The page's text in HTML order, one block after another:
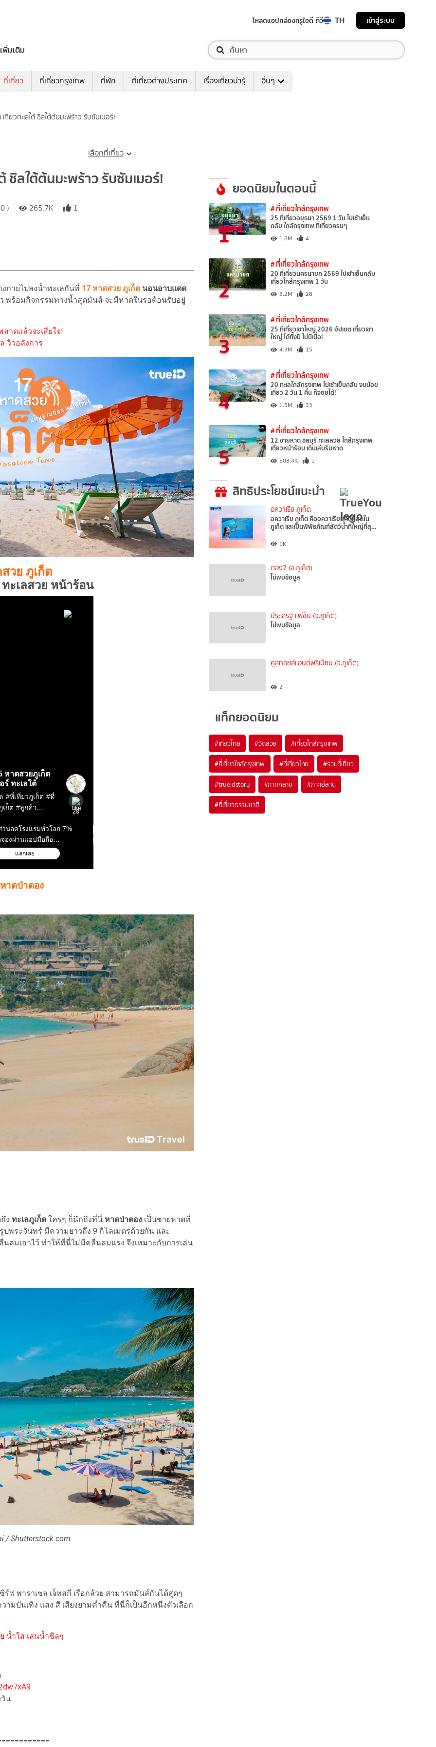
โหลดแอปกล่องทรูไอดี ทีวี TH เข้าสู่ระบบ
เพิ่มเติม
ที่เที่ยว ที่เที่ยวกรุงเทพ ที่พัก ที่เที่ยวต่างประเทศ เรื่องเที่ยวน่ารู้ อื่นๆ
ที่ยวทะเลใต้ ชิลใต้ต้นมะพร้าว รับซัมเมอร์!
เลือกที่เที่ยว
ชิลใต้ต้นมะพร้าว รับซัมเมอร์!
) 265.7K 1
ายไปลงน้ำทะเลกันที่ 17 หาดสวย ภูเก็ต นอนอาบแดด
พร้อมกิจกรรมทางน้ำสุดมันส์ จะมีหาดในรอต้อนรับอยู่
าดแล้วจะเสียใจ!
วิวอลังการ
วย ภูเก็ต
ะเลสวย หน้าร้อน
าดป่าตอง
ง ทะเลภูเก็ต ใครๆ ก็นึกถึงที่นี่ หาดป่าตอง เป็นชายหาดที่
พระจันทร์ มีความยาวถึง 9 กิโลเมตรด้วยกัน และ
ลมเอาไว้ ทำให้ที่นี่ไม่มีคลื่นลมแรง จึงเหมาะกับการเล่น
/ Shutterstock.com
พาราเซล เจ็ทสกี เรือกล้วย สามารถมันส์กันได้สุดๆ
บันเทิง แสง สี เสียงยามค่ำคืน ที่นี่ก็เป็นอีกหนึ่งตัวเลือก
น้ำใส เล่นน้ำชิลๆ
วัน
ยอดนิยมในตอนนี้
1
# ที่เที่ยวใกล้กรุงเทพ
25 ที่เที่ยวอยุธยา 2569 1 วัน ไปเช้าเย็น
กลับ ใกล้กรุงเทพ ที่เที่ยวครบๆ
1.8M 4
2
# ที่เที่ยวใกล้กรุงเทพ
20 ที่เที่ยวนครนายก 2569 ไปเช้าเย็นกลับ
เที่ยวใกล้กรุงเทพ 1 วัน
3.2M 28
3
# ที่เที่ยวใกล้กรุงเทพ
25 ที่เที่ยวเขาใหญ่ 2026 อัปเดต เที่ยวเขา
ใหญ่ ได้ทั้งปี ไม่มีเบื่อ!
4.3M 15
4
# ที่เที่ยวใกล้กรุงเทพ
20 ทะเลใกล้กรุงเทพ ไปเช้าเย็นกลับ งบน้อย
เที่ยว 2 วัน 1 คืน ก็จอยได้!
1.8M 33
5
# ที่เที่ยวใกล้กรุงเทพ
12 ชายหาด ชลบุรี ทะเลสวย ใกล้กรุงเทพ
เที่ยวหน้าร้อน เดินเล่นริมหาด
503.4K 1
สิทธิประโยชน์แนะนำ
อควาเรีย ภูเก็ต
อควาเรีย ภูเก็ต คืออควาเรียมที่ดีที่สุดใน
ภูเก็ต และเป็นพิพิธภัณฑ์สัตว์น้ำที่ใหญ่ที่สุ…
1K
ตอง7 (จ.ภูเก็ต)
ไม่พบข้อมูล
ประเสริฐ แฟชั่น (จ.ภูเก็ต)
ไม่พบข้อมูล
คูลทอยส์แอนด์พรีเมียม (จ.ภูเก็ต)
2
แท็กยอดนิยม
#เที่ยวไทย #วัดสวย #เที่ยวใกล้กรุงเทพ
#ที่เที่ยวใกล้กรุงเทพ #ที่เที่ยวไทย #รวมที่เที่ยว
#trueidstory #ภาคกลาง #ภาคอีสาน
#ที่เที่ยวธรรมชาติ